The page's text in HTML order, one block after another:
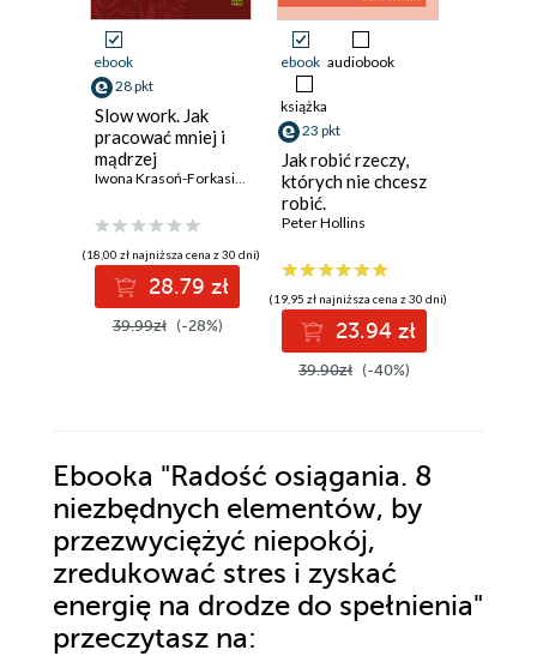
ebook
28 pkt
Slow work. Jak
pracować mniej i
mądrzej
Iwona Krasoń-Forkasiewicz
(18,00 zł najniższa cena z 30 dni)
28.79 zł
39.99zł (-28%)
ebook audiobook
książka
23 pkt
Jak robić rzeczy,
których nie chcesz
robić.
Samodyscyplina,
Peter Hollins
(19,95 zł najniższa cena z 30 dni)
23.94 zł
39.90zł (-40%)
Ebooka "Radość osiągania. 8
niezbędnych elementów, by
przezwyciężyć niepokój,
zredukować stres i zyskać
energię na drodze do spełnienia"
przeczytasz na: